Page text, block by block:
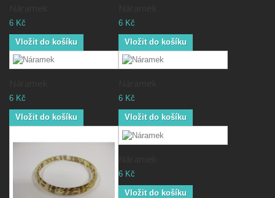
6 Kč
Vložit do košíku
6 Kč
Vložit do košíku
6 Kč
Vložit do košíku
6 Kč
Vložit do košíku
6 Kč
Vložit do košíku